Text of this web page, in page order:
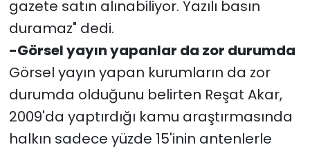
gazete satın alınabiliyor. Yazılı basın
duramaz" dedi.
-Görsel yayın yapanlar da zor durumda
Görsel yayın yapan kurumların da zor
durumda olduğunu belirten Reşat Akar,
2009'da yaptırdığı kamu araştırmasında
halkın sadece yüzde 15'inin antenlerle